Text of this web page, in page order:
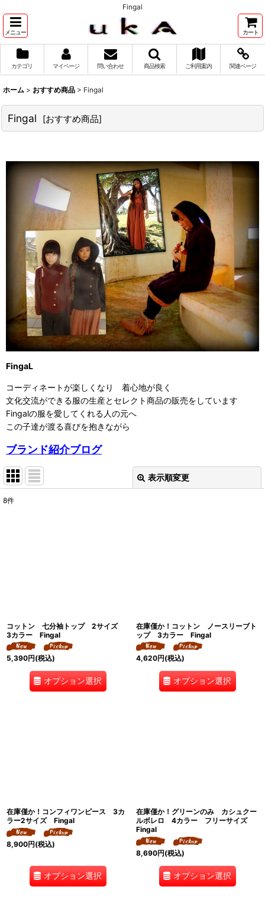
Fingal
メニュー カート
カテゴリ マイページ 問い合わせ 商品検索 ご利用案内 関連ページ
ホーム > おすすめ商品 > Fingal
Fingal [おすすめ商品]
FingaL
コーディネートが楽しくなり 着心地が良く
文化交流ができる服の生産とセレクト商品の販売をしています
Fingalの服を愛してくれる人の元へ
この子達が渡る喜びを抱きながら
ブランド紹介ブログ
表示順変更
8件
コットン 七分袖トップ 2サイズ
3カラー Fingal
5,390円(税込)
オプション選択
在庫僅か！コットン ノースリーブト
ップ 3カラー Fingal
4,620円(税込)
オプション選択
在庫僅か！コンフィワンピース 3カ
ラー2サイズ Fingal
8,900円(税込)
オプション選択
在庫僅か！グリーンのみ カシュクー
ルボレロ 4カラー フリーサイズ
Fingal
8,690円(税込)
オプション選択